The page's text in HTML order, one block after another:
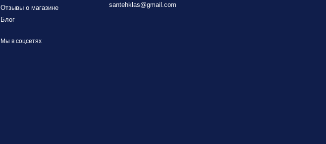
Отзывы о магазине
Блог
Мы в соцсетях
santehklas@gmail.com